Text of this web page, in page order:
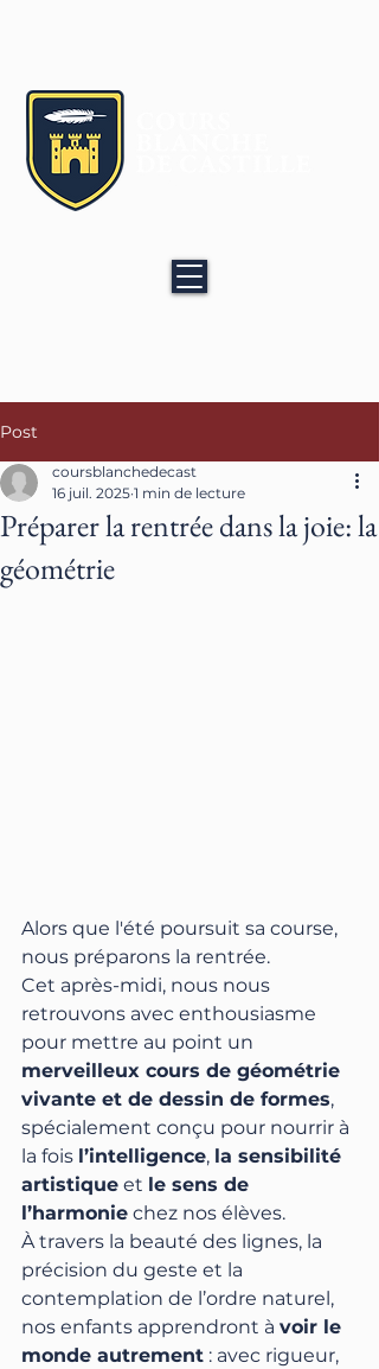
Post
Préparer la rentrée dans la joie: la
géométrie
coursblanchedecast
16 juil. 2025 1 min de lecture
Alors que l'été poursuit sa course,
nous préparons la rentrée.
Cet après-midi, nous nous
retrouvons avec enthousiasme
pour mettre au point un
merveilleux cours de géométrie
vivante et de dessin de formes,
spécialement conçu pour nourrir à
la fois l’intelligence, la sensibilité
artistique et le sens de
l’harmonie chez nos élèves.
À travers la beauté des lignes, la
précision du geste et la
contemplation de l’ordre naturel,
nos enfants apprendront à voir le
monde autrement : avec rigueur,